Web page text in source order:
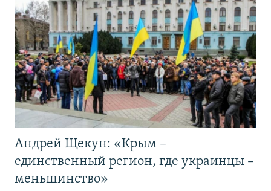
Андрей Щекун: «Крым –
единственный регион, где украинцы –
меньшинство»